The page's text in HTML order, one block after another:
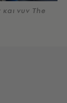
νυν The